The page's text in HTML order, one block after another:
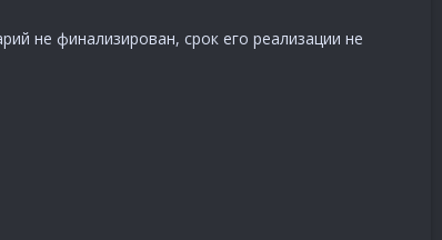
не финализирован, срок его реализации не